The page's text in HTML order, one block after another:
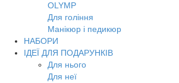
OLYMP
Для гоління
Манікюр і педикюр
НАБОРИ
ІДЕЇ ДЛЯ ПОДАРУНКІВ
Для нього
Для неї